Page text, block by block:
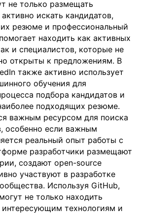
не только размещать
искать кандидатов,
резюме и профессиональный
находить как активных
и специалистов, которые не
открыты к предложениям. В
также активно использует
обучения для
подбора кандидатов и
подходящих резюме.
важным ресурсом для поиска
особенно если важным
реальный опыт работы с
разработчики размещают
создают open-source
участвуют в разработке
Используя GitHub,
не только находить
интересующим технологиям и